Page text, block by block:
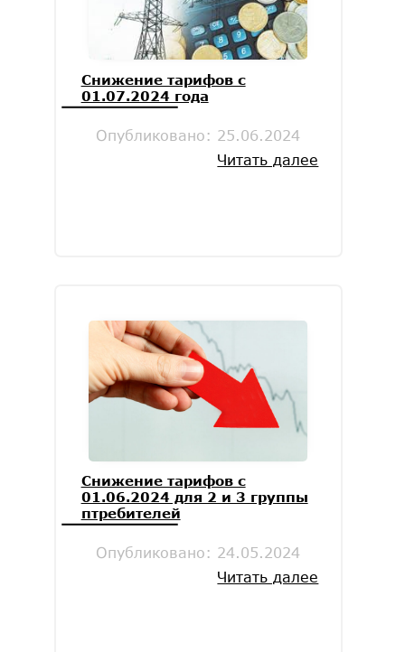
Снижение тарифов с
01.07.2024 года
Опубликовано: 25.06.2024
Читать далее
Снижение тарифов с
01.06.2024 для 2 и 3 группы
птребителей
Опубликовано: 24.05.2024
Читать далее